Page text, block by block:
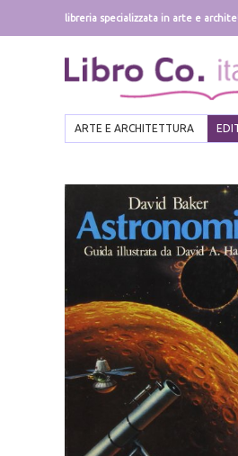
libreria specializzata in arte e
ARTE E ARCHITETTURA